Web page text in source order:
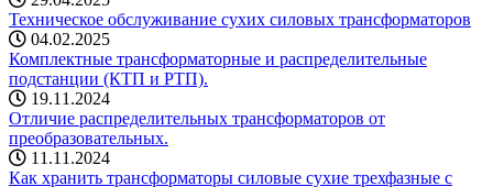
Техническое обслуживание сухих силовых трансформаторов
04.02.2025
Комплектные трансформаторные и распределительные
подстанции (КТП и РТП).
19.11.2024
Отличие распределительных трансформаторов от
преобразовательных.
11.11.2024
Как хранить трансформаторы силовые сухие трехфазные с